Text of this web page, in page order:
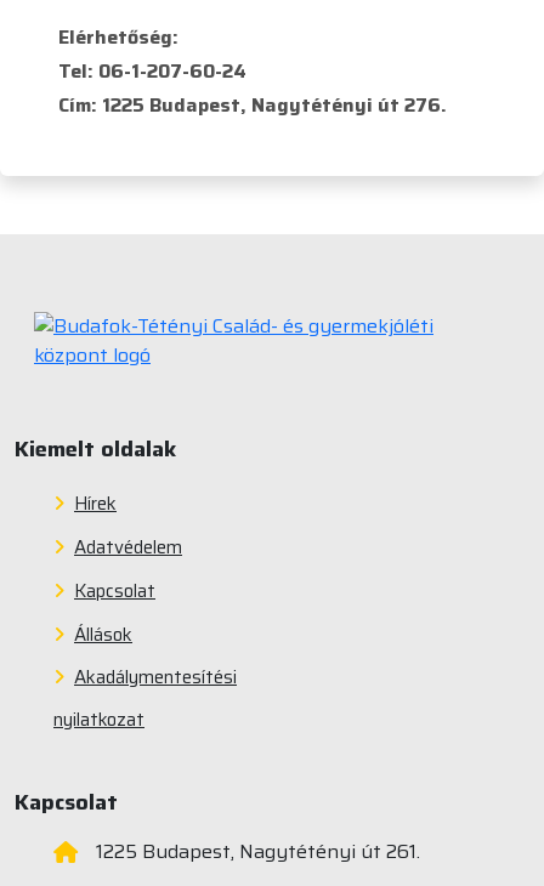
Elérhetőség:
Tel: 06-1-207-60-24
Cím: 1225 Budapest, Nagytétényi út 276.
Kiemelt oldalak
Hírek
Adatvédelem
Kapcsolat
Állások
Akadálymentesítési
nyilatkozat
Kapcsolat
1225 Budapest, Nagytétényi út 261.